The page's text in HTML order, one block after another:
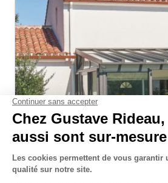
Véranda Architekt Verrière